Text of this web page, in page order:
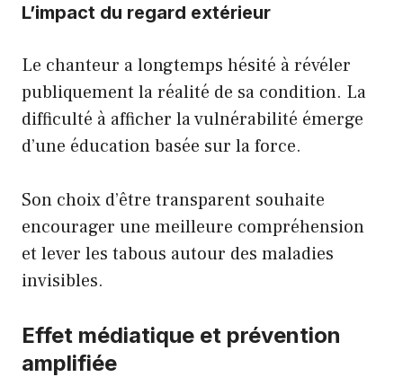
L’impact du regard extérieur
Le chanteur a longtemps hésité à révéler
publiquement la réalité de sa condition. La
difficulté à afficher la vulnérabilité émerge
d’une éducation basée sur la force.
Son choix d’être transparent souhaite
encourager une meilleure compréhension
et lever les tabous autour des maladies
invisibles.
Effet médiatique et prévention
amplifiée